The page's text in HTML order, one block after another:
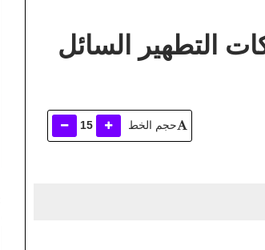
التطهير السائل
حجم الخط 15